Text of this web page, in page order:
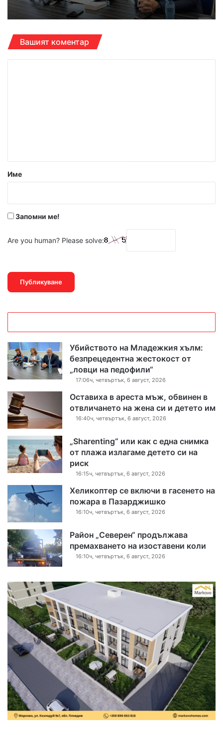
Вашият коментар
р
Име
Запомни ме!
Are you human? Please solve:
Убийството на Младежкия хълм:
безпрецедентна жестокост от
„ловци на педофили“
17:06ч, четвъртък, 6 август, 2026
Оставиха в ареста мъж, обвинен в
отвличането на жена си и детето им
16:40ч, четвъртък, 6 август, 2026
„Sharenting“ или как с една снимка
от плажа излагаме детето си на
риск
16:15ч, четвъртък, 6 август, 2026
Хеликоптер се включи в гасенето на
пожара в Пазарджишко
16:10ч, четвъртък, 6 август, 2026
Район „Северен“ продължава
премахването на изоставени коли
16:10ч, четвъртък, 6 август, 2026